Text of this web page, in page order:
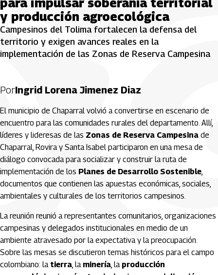
para impulsar soberanía territorial
y producción agroecológica
Campesinos del Tolima fortalecen la defensa del
territorio y exigen avances reales en la
implementación de las Zonas de Reserva Campesina
PorIngrid Lorena Jimenez Diaz
El municipio de Chaparral volvió a convertirse en escenario de
encuentro para las comunidades rurales del departamento. Allí,
líderes y lideresas de las Zonas de Reserva Campesina de
Chaparral, Rovira y Santa Isabel participaron en una mesa de
diálogo convocada para socializar y construir la ruta de
implementación de los Planes de Desarrollo Sostenible,
documentos que contienen las apuestas económicas, sociales,
ambientales y culturales de los territorios campesinos.
La reunión reunió a representantes comunitarios, organizaciones
campesinas y delegados institucionales en medio de un
ambiente atravesado por la expectativa y la preocupación.
Sobre las mesas se discutieron temas históricos para el campo
colombiano: la tierra, la minería, la producción